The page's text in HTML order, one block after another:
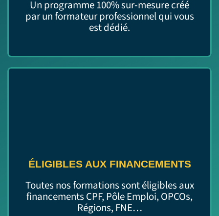
Un programme 100% sur-mesure créé
par un formateur professionnel qui vous
est dédié.
ÉLIGIBLES AUX FINANCEMENTS
Toutes nos formations sont éligibles aux
financements CPF, Pôle Emploi, OPCOs,
Régions, FNE…